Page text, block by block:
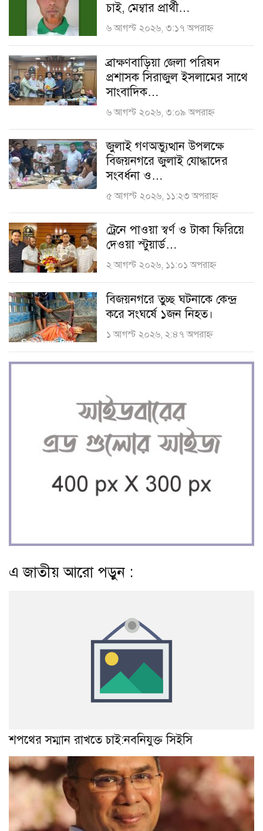
চাই, মেম্বার প্রার্থী…
৬ আগস্ট ২০২৬, ৩:১৭ অপরাহ্ণ
ব্রাক্ষণবাড়িয়া জেলা পরিষদ
প্রশাসক সিরাজুল ইসলামের সাথে
সাংবাদিক…
৬ আগস্ট ২০২৬, ৩:০৯ অপরাহ্ণ
জুলাই গণঅভ্যুত্থান উপলক্ষে
বিজয়নগরে জুলাই যোদ্ধাদের
সংবর্ধনা ও…
৫ আগস্ট ২০২৬, ১১:২৩ অপরাহ্ণ
ট্রেনে পাওয়া স্বর্ণ ও টাকা ফিরিয়ে
দেওয়া স্টুয়ার্ড…
২ আগস্ট ২০২৬, ১১:০১ অপরাহ্ণ
বিজয়নগরে তুচ্ছ ঘটনাকে কেন্দ্র
করে সংঘর্ষে ১জন নিহত।
১ আগস্ট ২০২৬, ২:৪৭ অপরাহ্ণ
এ জাতীয় আরো পড়ুন :
শপথের সম্মান রাখতে চাই:নবনিযুক্ত সিইসি